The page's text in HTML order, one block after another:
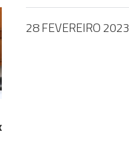
28 FEVEREIRO 2023